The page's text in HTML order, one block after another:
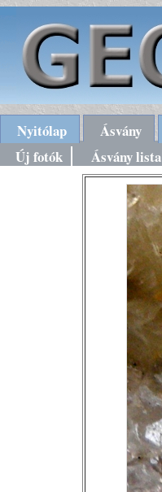
Nyitólap Ásvány
Új fotók
Ásvány lista